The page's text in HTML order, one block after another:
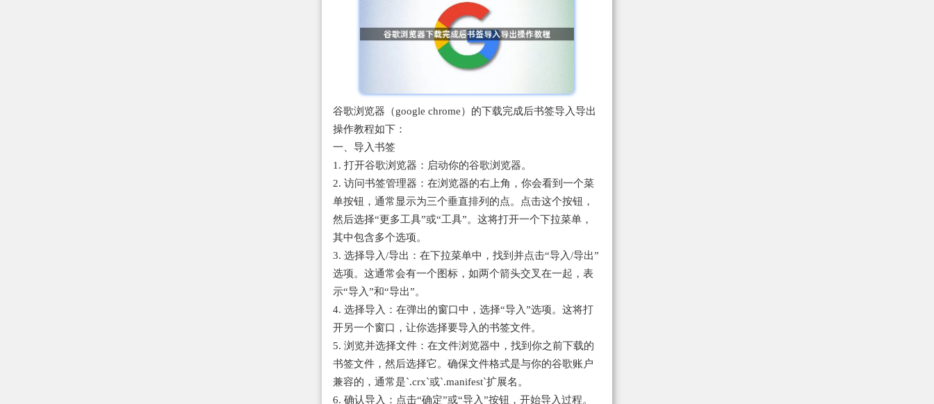
谷歌浏览器（google chrome）的下载完成后书签导入导出
操作教程如下：
一、导入书签
1. 打开谷歌浏览器：启动你的谷歌浏览器。
2. 访问书签管理器：在浏览器的右上角，你会看到一个菜
单按钮，通常显示为三个垂直排列的点。点击这个按钮，
然后选择“更多工具”或“工具”。这将打开一个下拉菜单，
其中包含多个选项。
3. 选择导入/导出：在下拉菜单中，找到并点击“导入/导出”
选项。这通常会有一个图标，如两个箭头交叉在一起，表
示“导入”和“导出”。
4. 选择导入：在弹出的窗口中，选择“导入”选项。这将打
开另一个窗口，让你选择要导入的书签文件。
5. 浏览并选择文件：在文件浏览器中，找到你之前下载的
书签文件，然后选择它。确保文件格式是与你的谷歌账户
兼容的，通常是`.crx`或`.manifest`扩展名。
6. 确认导入：点击“确定”或“导入”按钮，开始导入过程。